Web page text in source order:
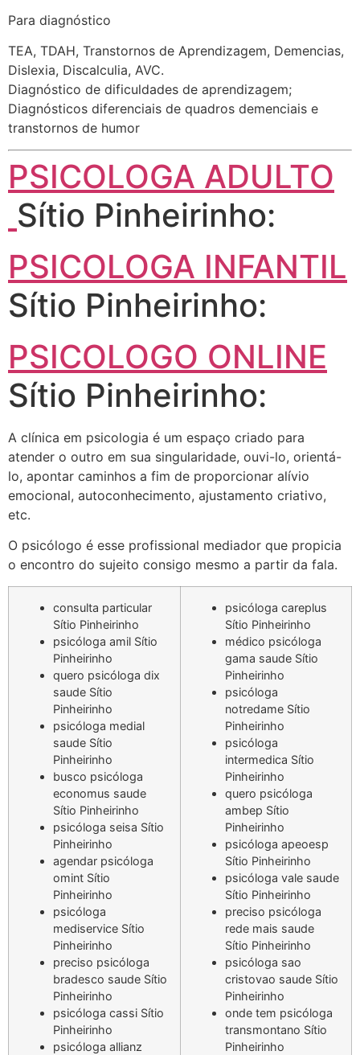
Para diagnóstico
TEA, TDAH, Transtornos de Aprendizagem, Demencias,
Dislexia, Discalculia, AVC.
Diagnóstico de dificuldades de aprendizagem;
Diagnósticos diferenciais de quadros demenciais e
transtornos de humor
PSICOLOGA ADULTO
Sítio Pinheirinho:
PSICOLOGA INFANTIL
Sítio Pinheirinho:
PSICOLOGO ONLINE
Sítio Pinheirinho:
A clínica em psicologia é um espaço criado para
atender o outro em sua singularidade, ouvi-lo, orientá-
lo, apontar caminhos a fim de proporcionar alívio
emocional, autoconhecimento, ajustamento criativo,
etc.
O psicólogo é esse profissional mediador que propicia
o encontro do sujeito consigo mesmo a partir da fala.
consulta particular
Sítio Pinheirinho
psicóloga amil Sítio
Pinheirinho
quero psicóloga dix
saude Sítio
Pinheirinho
psicóloga medial
saude Sítio
Pinheirinho
busco psicóloga
economus saude
Sítio Pinheirinho
psicóloga seisa Sítio
Pinheirinho
agendar psicóloga
omint Sítio
Pinheirinho
psicóloga
mediservice Sítio
Pinheirinho
preciso psicóloga
bradesco saude Sítio
Pinheirinho
psicóloga cassi Sítio
Pinheirinho
psicóloga allianz
psicóloga careplus
Sítio Pinheirinho
médico psicóloga
gama saude Sítio
Pinheirinho
psicóloga
notredame Sítio
Pinheirinho
psicóloga
intermedica Sítio
Pinheirinho
quero psicóloga
ambep Sítio
Pinheirinho
psicóloga apeoesp
Sítio Pinheirinho
psicóloga vale saude
Sítio Pinheirinho
preciso psicóloga
rede mais saude
Sítio Pinheirinho
psicóloga sao
cristovao saude Sítio
Pinheirinho
onde tem psicóloga
transmontano Sítio
Pinheirinho